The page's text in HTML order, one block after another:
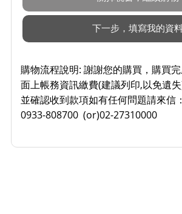
購物流程說明: 謝謝您的購買，購買
面上帳務資訊繳費(建議列印,以免遺失)
並確認收到款項如有任何問題請來信
0933-808700 (or)02-27310000